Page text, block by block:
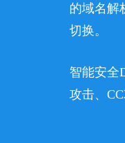
的域名解
切换。
智能安全
攻击、